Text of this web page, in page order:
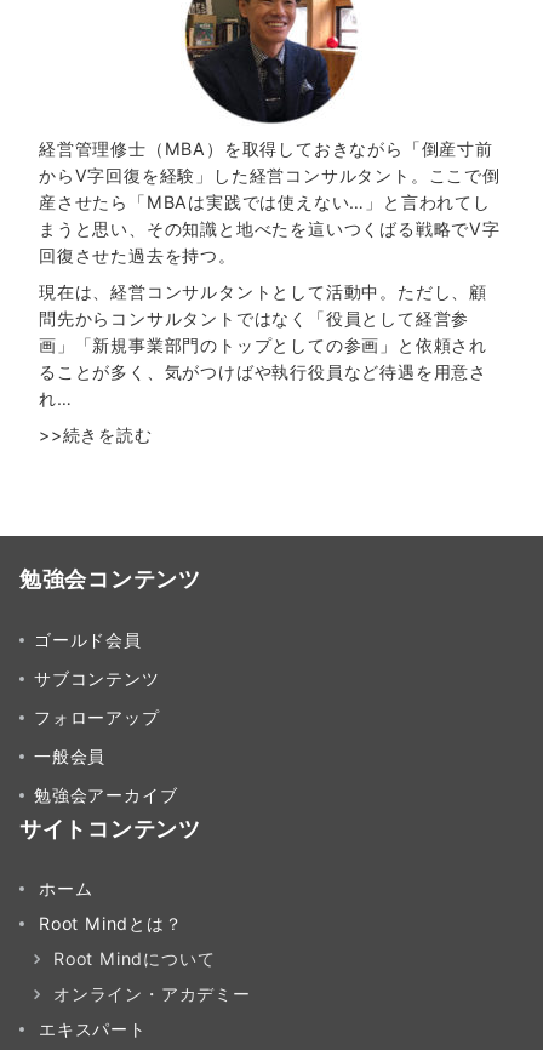
経営管理修士（MBA）を取得しておきながら「倒産寸前
からV字回復を経験」した経営コンサルタント。ここで倒
産させたら「MBAは実践では使えない…」と言われてし
まうと思い、その知識と地べたを這いつくばる戦略でV字
回復させた過去を持つ。
現在は、経営コンサルタントとして活動中。ただし、顧
問先からコンサルタントではなく「役員として経営参
画」「新規事業部門のトップとしての参画」と依頼され
ることが多く、気がつけばや執行役員など待遇を用意さ
れ…
>>続きを読む
勉強会コンテンツ
ゴールド会員
サブコンテンツ
フォローアップ
一般会員
勉強会アーカイブ
サイトコンテンツ
ホーム
Root Mindとは？
Root Mindについて
オンライン・アカデミー
エキスパート